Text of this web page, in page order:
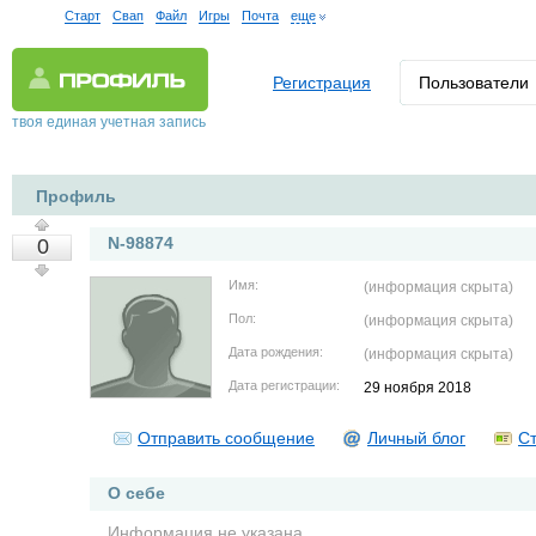
Старт Свап Файл Игры Почта еще
твоя единая учетная запись
Регистрация Пользователи
Профиль
0 N-98874
Имя: (информация скрыта)
Пол: (информация скрыта)
Дата рождения: (информация скрыта)
Дата регистрации: 29 ноября 2018
Отправить сообщение Личный блог
О себе